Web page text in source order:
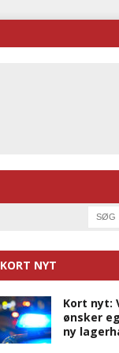
KORT NYT
Kort nyt:
ønsker
ny